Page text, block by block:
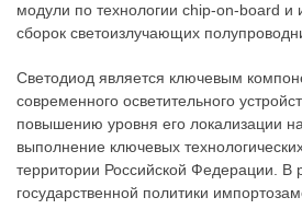
модули по технологии chip-on-board
сборок светоизлучающих
Светодиод является ключевым
современного осветительного
повышению уровня его локализации
выполнение ключевых
территории Российской Федерации. В
государственной политики